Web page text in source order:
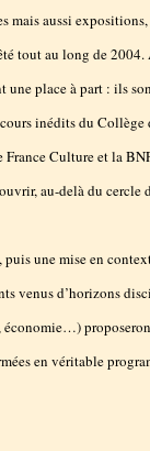
mais aussi
tout au long de
une place à part : ils
inédits du
Culture et la
au-delà du cercle
une mise en
venus d’horizons
en véritable